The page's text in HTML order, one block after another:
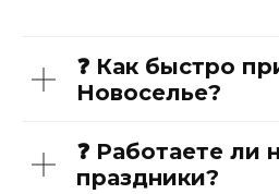
❓ Как быстро
Новоселье?
❓ Работаете ли
праздники?